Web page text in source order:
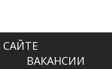
САЙТЕ
ВАКАНСИИ